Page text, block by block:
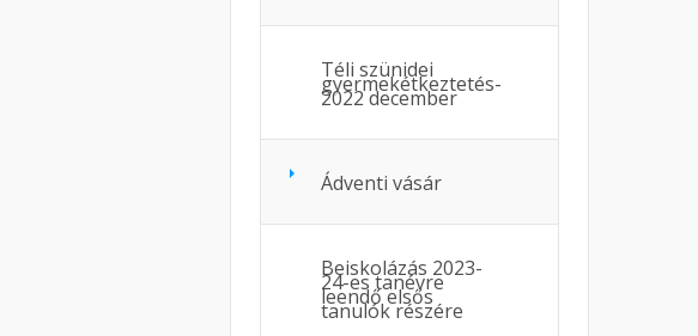
Téli szünidei
gyermekétkeztetés-
2022 december
Ádventi vásár
Beiskolázás 2023-
24-es tanévre
leendő elsős
tanulók részére